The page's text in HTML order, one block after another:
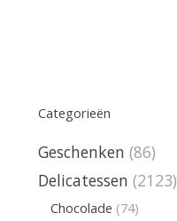
Categorieën
Geschenken (86)
Delicatessen (2123)
Chocolade (74)